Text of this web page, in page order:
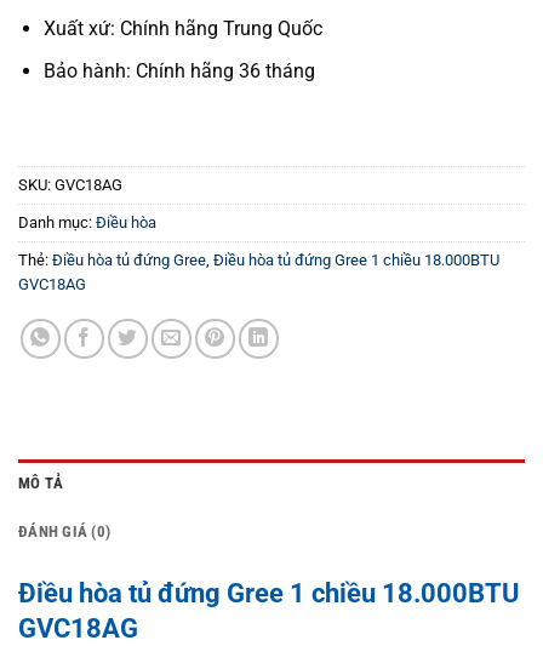
Xuất xứ: Chính hãng Trung Quốc
Bảo hành: Chính hãng 36 tháng
SKU: GVC18AG
Danh mục: Điều hòa
Thẻ: Điều hòa tủ đứng Gree, Điều hòa tủ đứng Gree 1 chiều 18.000BTU
GVC18AG
MÔ TẢ
ĐÁNH GIÁ (0)
Điều hòa tủ đứng Gree 1 chiều 18.000BTU
GVC18AG